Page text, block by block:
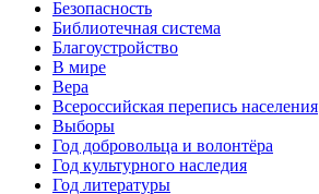
Безопасность
Библиотечная система
Благоустройство
В мире
Вера
Всероссийская перепись населения
Выборы
Год добровольца и волонтёра
Год культурного наследия
Год литературы